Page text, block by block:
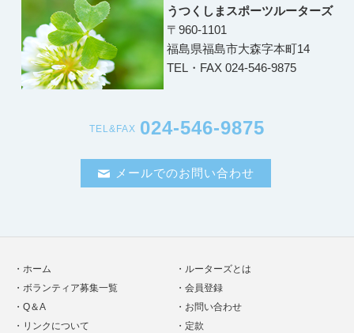
うつくしまスポーツルーターズ
〒960-1101
福島県福島市大森字本町14
TEL・FAX 024-546-9875
TEL&FAX 024-546-9875
メールでのお問い合わせ
ホーム
ルーターズとは
ボランティア募集一覧
会員登録
Q＆A
お問い合わせ
リンクについて
定款